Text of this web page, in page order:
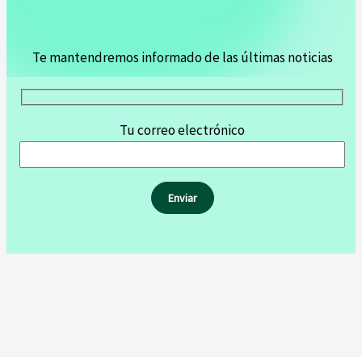
Te mantendremos informado de las últimas noticias
Tu correo electrónico